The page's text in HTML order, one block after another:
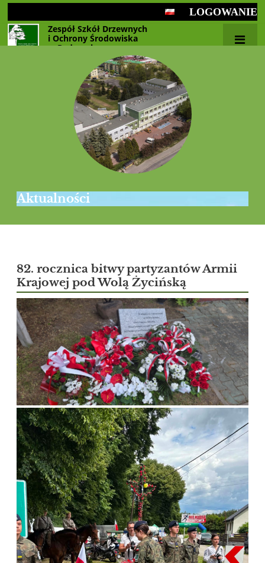
LOGOWANIE
Zespół Szkół Drzewnych
i Ochrony Środowiska
w Radomsku
Aktualności
82. rocznica bitwy partyzantów Armii
Krajowej pod Wolą Życińską